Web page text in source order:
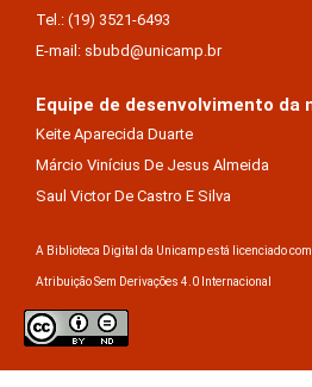
Tel.: (19) 3521-6493
E-mail: sbubd@unicamp.br
Equipe de desenvolvimento da
Keite Aparecida Duarte
Márcio Vinícius De Jesus Almeida
Saul Victor De Castro E Silva
A Biblioteca Digital da Unicamp está licenciado
Atribuição Sem Derivações 4.0 Internacional